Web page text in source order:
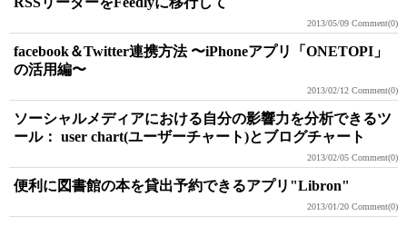
2013/05/09 Comment(0)
facebook＆Twitter連携方法 〜iPhoneアプリ「ONETOPI」
の活用編〜
2013/02/12 Comment(0)
ソーシャルメディアにおける自分の影響力を分析できるツ
ール： user chart(ユーザーチャート)とブログチャート
2013/02/05 Comment(0)
便利に図書館の本を貸出予約できるアプリ"Libron"
2013/01/20 Comment(0)